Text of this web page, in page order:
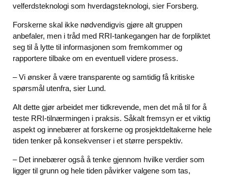
velferdsteknologi som hverdagsteknologi, sier Forsberg.
Forskerne skal ikke nødvendigvis gjøre alt gruppen
anbefaler, men i tråd med RRI-tankegangen har de forpliktet
seg til å lytte til informasjonen som fremkommer og
rapportere tilbake om en eventuell videre prosess.
– Vi ønsker å være transparente og samtidig få kritiske
spørsmål utenfra, sier Lund.
Alt dette gjør arbeidet mer tidkrevende, men det må til for å
teste RRI-tilnærmingen i praksis. Såkalt fremsyn er et viktig
aspekt og innebærer at forskerne og prosjektdeltakerne hele
tiden tenker på konsekvenser i et større perspektiv.
– Det innebærer også å tenke gjennom hvilke verdier som
ligger til grunn og hele tiden påvirker valgene som tas,